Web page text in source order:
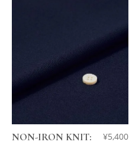
NON-IRON KNIT:
¥5,400